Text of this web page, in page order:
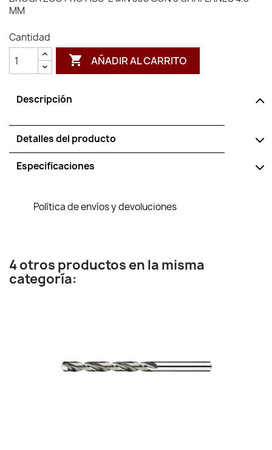
MM
Cantidad
 AÑADIR AL CARRITO
Descripción
Detalles del producto
Especificaciones
Política de envíos y devoluciones
4 otros productos en la misma
categoría: